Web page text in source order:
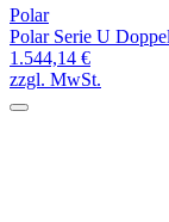
Polar
Polar Serie U
1.544,14 €
zzgl. MwSt.